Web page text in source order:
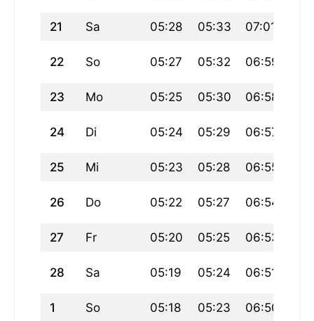
21 Sa 05:28 05:33 07:01
22 So 05:27 05:32 06:59
23 Mo 05:25 05:30 06:58
24 Di 05:24 05:29 06:57
25 Mi 05:23 05:28 06:55
26 Do 05:22 05:27 06:54
27 Fr 05:20 05:25 06:53
28 Sa 05:19 05:24 06:51
1 So 05:18 05:23 06:50